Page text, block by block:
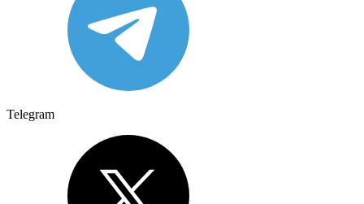
Telegram